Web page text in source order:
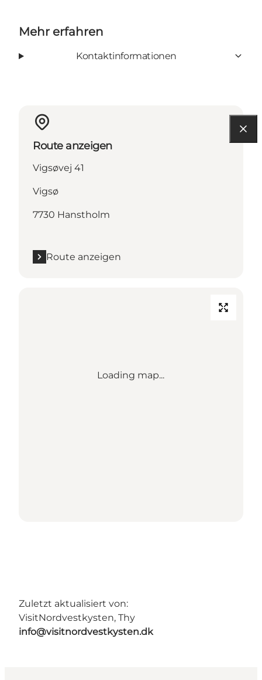
Mehr erfahren
Kontaktinformationen
Route anzeigen
Vigsøvej 41
Vigsø
7730 Hanstholm
Route anzeigen
Loading map...
Zuletzt aktualisiert von:
VisitNordvestkysten, Thy
info@visitnordvestkysten.dk